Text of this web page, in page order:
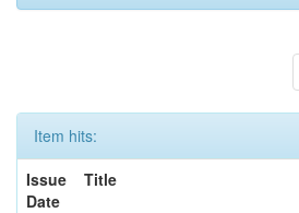
Item hits:
Issue
Date
Title